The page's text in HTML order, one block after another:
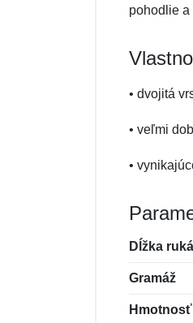
pohodlie a
• dvojitá
• veľmi
•
Dĺžka
Gramáž
Hmotnosť